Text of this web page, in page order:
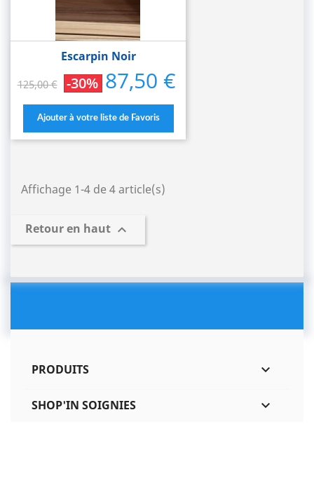
Escarpin Noir
Prix
base
125,00 € -30% Prix
87,50 €
Ajouter à votre liste de Favoris
Affichage 1-4 de 4 article(s)
Retour en haut 
PRODUITS 
SHOP'IN SOIGNIES 